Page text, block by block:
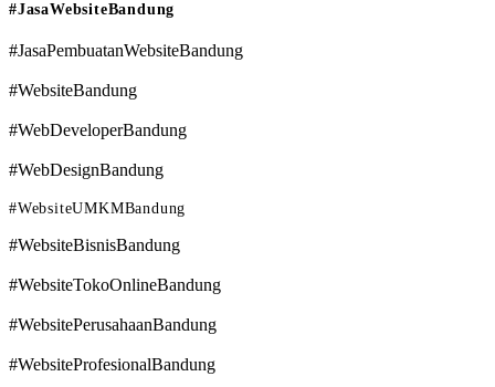
#JasaWebsiteBandung
#JasaPembuatanWebsiteBandung
#WebsiteBandung
#WebDeveloperBandung
#WebDesignBandung
#WebsiteUMKMBandung
#WebsiteBisnisBandung
#WebsiteTokoOnlineBandung
#WebsitePerusahaanBandung
#WebsiteProfesionalBandung